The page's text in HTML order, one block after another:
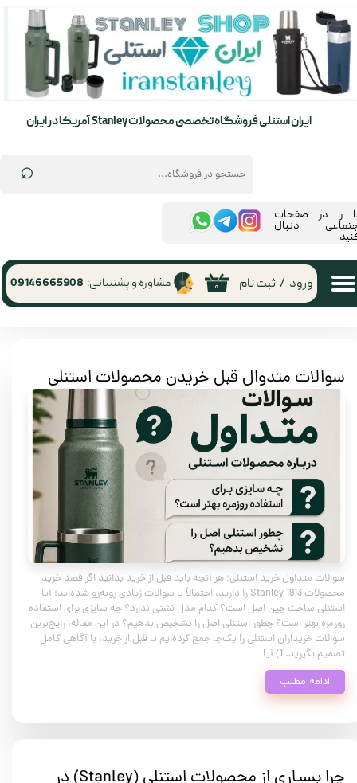
⌕
ایران استنلی فروشگاه تخصصی محصولات Stanley آمریکا در ایران
۰ ورود / ثبت نام
حساب کاربری من
تغییر گذر واژه
مشاوره و پشتیبانی: 09146665908
را در صفحات
دنبال
سوالات متدوال قبل خریدن محصولات استنلی
سوالات متداول خرید استنلی؛ هر آنچه باید قبل از خرید بدانید اگر قصد خرید
محصولات Stanley 1913 را دارید، احتمالاً با سوالات زیادی روبه‌رو شده‌اید: آیا
استنلی ساخت چین اصل است؟ کدام مدل نشتی ندارد؟ چه سایزی برای استفاده
روزمره بهتر است؟ چطور استنلی اصل را تشخیص بدهیم؟ در این مقاله، رایج‌ترین
سوالات خریداران استنلی را یک‌جا جمع کرده‌ایم تا قبل از خرید، با آگاهی کامل
تصمیم بگیرید. 1) آیا …
ادامه مطلب